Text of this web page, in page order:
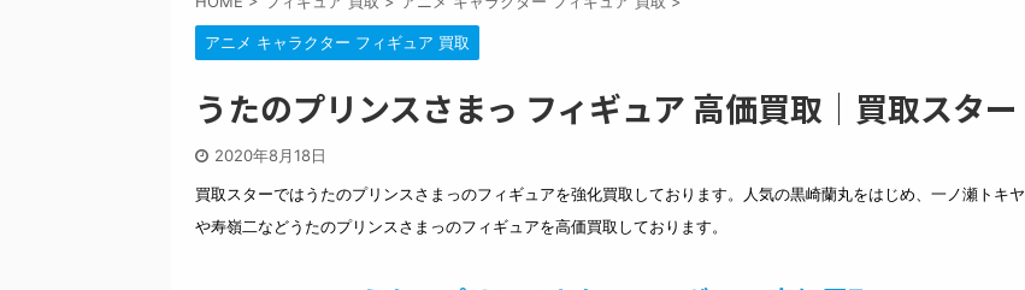
アニメ キャラクター フィギュア 買取
うたのプリンスさまっ フィギュア 高価買取｜買取スター
2020年8月18日
買取スターではうたのプリンスさまっのフィギュアを強化買取しております。人気の黒崎蘭丸をはじめ、一ノ瀬トキヤ
や寿嶺二などうたのプリンスさまっのフィギュアを高価買取しております。